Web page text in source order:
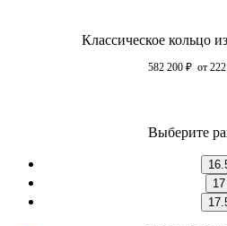
Классическое кольцо
582 200 ₽ от
Выберите
17